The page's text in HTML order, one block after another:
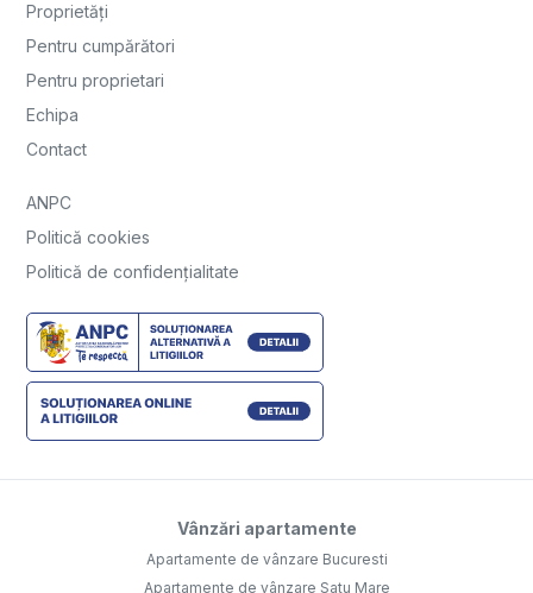
Proprietăți
Pentru cumpărători
Pentru proprietari
Echipa
Contact
ANPC
Politică cookies
Politică de confidențialitate
Vânzări apartamente
Apartamente de vânzare Bucuresti
Apartamente de vânzare Satu Mare